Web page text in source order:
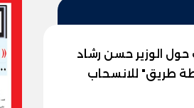
الوزير حسن رشاد
طريق" للانسحاب